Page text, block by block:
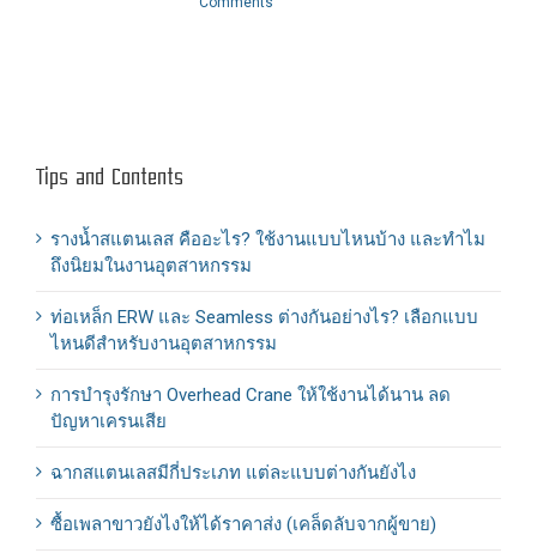
Tips and Contents
รางน้ำสแตนเลส คืออะไร? ใช้งานแบบไหนบ้าง และทำไม
ถึงนิยมในงานอุตสาหกรรม
ท่อเหล็ก ERW และ Seamless ต่างกันอย่างไร? เลือกแบบ
ไหนดีสำหรับงานอุตสาหกรรม
การบำรุงรักษา Overhead Crane ให้ใช้งานได้นาน ลด
ปัญหาเครนเสีย
ฉากสแตนเลสมีกี่ประเภท แต่ละแบบต่างกันยังไง
ซื้อเพลาขาวยังไงให้ได้ราคาส่ง (เคล็ดลับจากผู้ขาย)